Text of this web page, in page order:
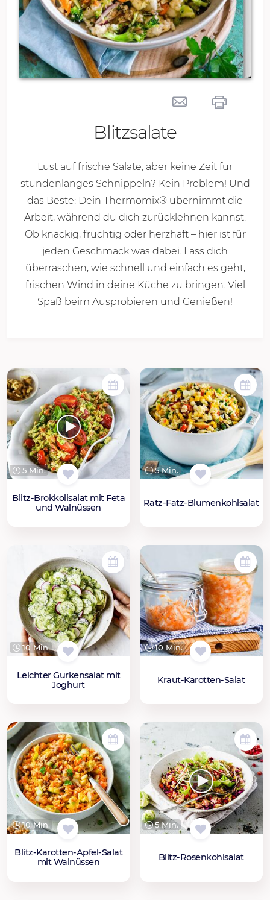
Blitzsalate
Lust auf frische Salate, aber keine Zeit für
stundenlanges Schnippeln? Kein Problem! Und
das Beste: Dein Thermomix® übernimmt die
Arbeit, während du dich zurücklehnen kannst.
Ob knackig, fruchtig oder herzhaft – hier ist für
jeden Geschmack was dabei. Lass dich
überraschen, wie schnell und einfach es geht,
frischen Wind in deine Küche zu bringen. Viel
Spaß beim Ausprobieren und Genießen!
5 Min.
Blitz-Brokkolisalat mit Feta
und Walnüssen
5 Min.
Ratz-Fatz-Blumenkohlsalat
10 Min.
Leichter Gurkensalat mit
Joghurt
10 Min.
Kraut-Karotten-Salat
10 Min.
Blitz-Karotten-Apfel-Salat
mit Walnüssen
5 Min.
Blitz-Rosenkohlsalat